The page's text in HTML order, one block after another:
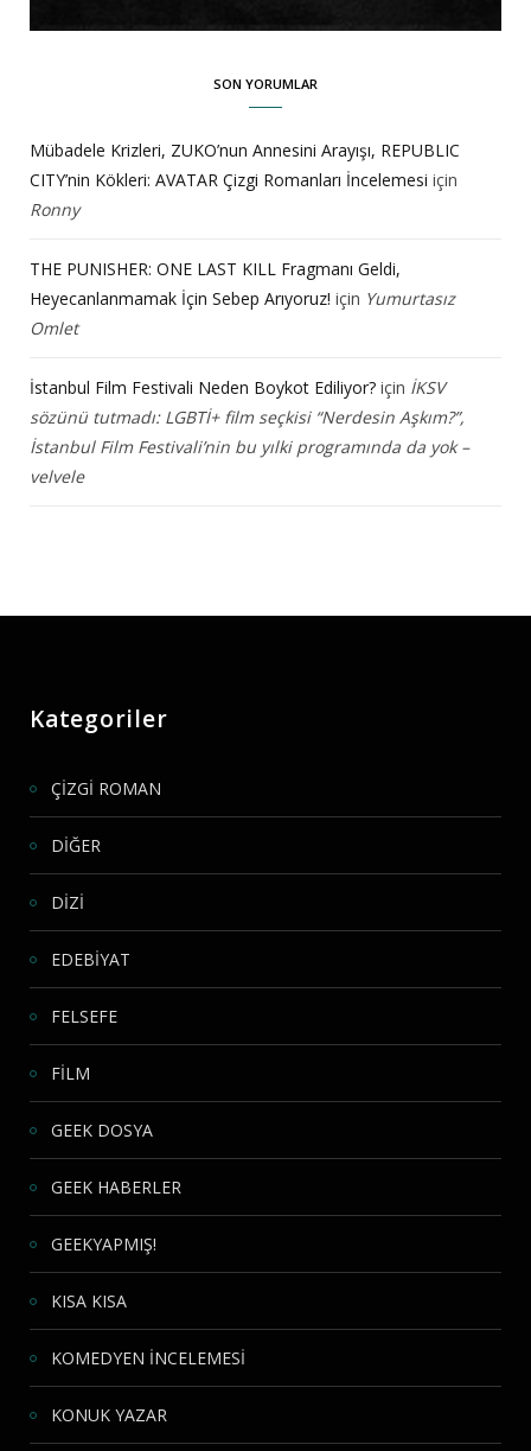
SON YORUMLAR
Mübadele Krizleri, ZUKO’nun Annesini Arayışı, REPUBLIC
CITY’nin Kökleri: AVATAR Çizgi Romanları İncelemesi için
Ronny
THE PUNISHER: ONE LAST KILL Fragmanı Geldi,
Heyecanlanmamak İçin Sebep Arıyoruz! için Yumurtasız
Omlet
İstanbul Film Festivali Neden Boykot Ediliyor? için İKSV
sözünü tutmadı: LGBTİ+ film seçkisi “Nerdesin Aşkım?”,
İstanbul Film Festivali’nin bu yılki programında da yok –
velvele
Kategoriler
ÇİZGİ ROMAN
DİĞER
DİZİ
EDEBİYAT
FELSEFE
FİLM
GEEK DOSYA
GEEK HABERLER
GEEKYAPMIŞ!
KISA KISA
KOMEDYEN İNCELEMESİ
KONUK YAZAR